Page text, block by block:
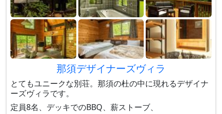
那須デザイナーズヴィラ
とてもユニークな別荘。那須の杜の中に現れるデザイナ
ーズヴィラです。
定員8名、デッキでのBBQ、薪ストーブ、